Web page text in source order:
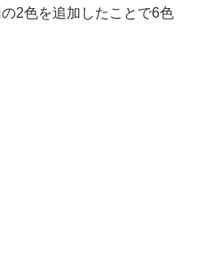
2色を追加したことで6色